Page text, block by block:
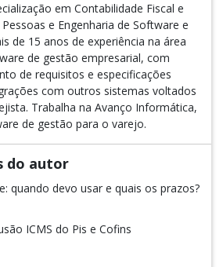
em Contabilidade Fiscal e
e Engenharia de Software e
de 15 anos de experiência na área
de gestão empresarial, com
de requisitos e especificações
com outros sistemas voltados
Trabalha na Avanço Informática,
de gestão para o varejo.
do autor
quando devo usar e quais os prazos?
ICMS do Pis e Cofins